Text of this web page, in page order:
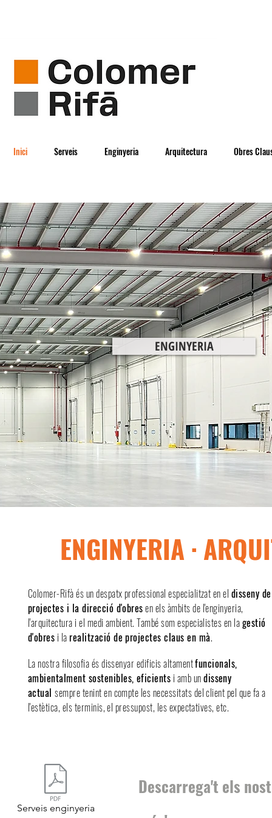
Inici Serveis Enginyeria Arquitectura Obres
ENGINYERIA
ENGINYERIA ·
Colomer-Rifà és un despatx professional especialitzat en el disseny de
projectes i la direcció d'obresen els àmbits de l'enginyeria,
l'arquitectura i el medi ambient.També som especialistes en lagestió
d'obres i larealització de projectes claus en mà.
La nostra filosofia és dissenyar edificis altamentfuncionals,
ambientalment sostenibles, eficients i amb undisseny
actualsempre tenint en compte les necessitats del client pel que fa a
l'estètica, els terminis, el pressupost, les expectatives, etc.
Serveis enginyeria
Descarrega't els